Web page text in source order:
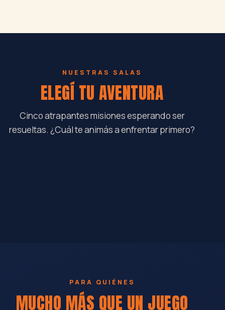
NUESTRAS SALAS
ELEGÍ TU AVENTURA
Cinco atrapantes misiones esperando ser
resueltas. ¿Cuál te animás a enfrentar primero?
PARA QUIÉNES
MUCHO MÁS QUE UN JUEGO